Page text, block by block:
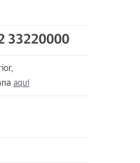
33220000
aquí